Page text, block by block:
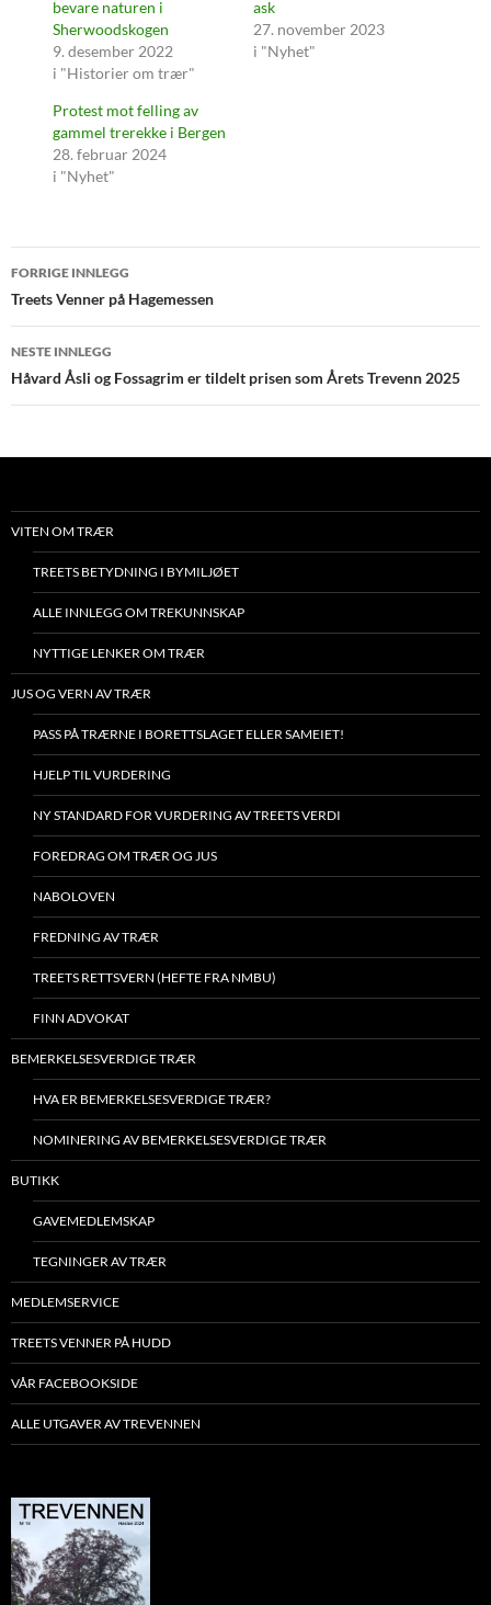
bevare naturen i
Sherwoodskogen
9. desember 2022
i "Historier om trær"
ask
27. november 2023
i "Nyhet"
Protest mot felling av
gammel trerekke i Bergen
28. februar 2024
i "Nyhet"
Innleggsnavigasjon
FORRIGE INNLEGG
Treets Venner på Hagemessen
NESTE INNLEGG
Håvard Åsli og Fossagrim er tildelt prisen som Årets Trevenn 2025
VITEN OM TRÆR
TREETS BETYDNING I BYMILJØET
ALLE INNLEGG OM TREKUNNSKAP
NYTTIGE LENKER OM TRÆR
JUS OG VERN AV TRÆR
PASS PÅ TRÆRNE I BORETTSLAGET ELLER SAMEIET!
HJELP TIL VURDERING
NY STANDARD FOR VURDERING AV TREETS VERDI
FOREDRAG OM TRÆR OG JUS
NABOLOVEN
FREDNING AV TRÆR
TREETS RETTSVERN (HEFTE FRA NMBU)
FINN ADVOKAT
BEMERKELSESVERDIGE TRÆR
HVA ER BEMERKELSESVERDIGE TRÆR?
NOMINERING AV BEMERKELSESVERDIGE TRÆR
BUTIKK
GAVEMEDLEMSKAP
TEGNINGER AV TRÆR
MEDLEMSERVICE
TREETS VENNER PÅ HUDD
VÅR FACEBOOKSIDE
ALLE UTGAVER AV TREVENNEN